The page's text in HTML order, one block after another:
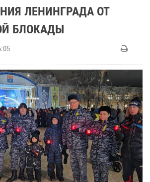
ЛЕНИНГРАДА ОТ
БЛОКАДЫ